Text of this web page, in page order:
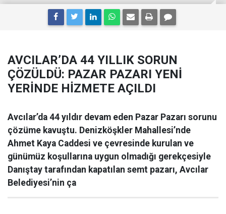
AVCILAR’DA 44 YILLIK SORUN
ÇÖZÜLDÜ: PAZAR PAZARI YENİ
YERİNDE HİZMETE AÇILDI
Avcılar’da 44 yıldır devam eden Pazar Pazarı sorunu
çözüme kavuştu. Denizköşkler Mahallesi’nde
Ahmet Kaya Caddesi ve çevresinde kurulan ve
günümüz koşullarına uygun olmadığı gerekçesiyle
Danıştay tarafından kapatılan semt pazarı, Avcılar
Belediyesi’nin ça